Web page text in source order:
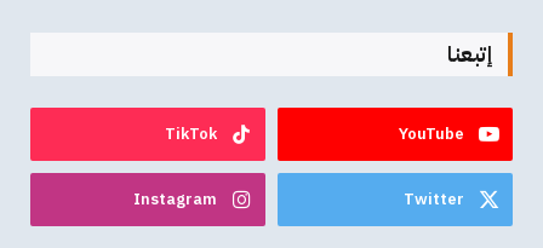
إتبعنا
YouTube
TikTok
Twitter
Instagram